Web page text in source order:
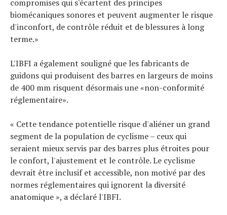
compromises qui s'écartent des principes
biomécaniques sonores et peuvent augmenter le risque
d'inconfort, de contrôle réduit et de blessures à long
terme.»
L'IBFI a également souligné que les fabricants de
guidons qui produisent des barres en largeurs de moins
de 400 mm risquent désormais une «non-conformité
réglementaire».
« Cette tendance potentielle risque d'aliéner un grand
segment de la population de cyclisme – ceux qui
seraient mieux servis par des barres plus étroites pour
le confort, l'ajustement et le contrôle. Le cyclisme
devrait être inclusif et accessible, non motivé par des
normes réglementaires qui ignorent la diversité
anatomique », a déclaré l'IBFI.